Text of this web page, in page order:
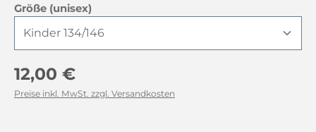
Größe (unisex)auswählen
Regulärer Preis:
12,00 €
Preise inkl. MwSt. zzgl. Versandkosten